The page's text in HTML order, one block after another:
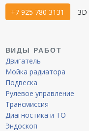
+7 925 780 3131 3D
ВИДЫ РАБОТ
Двигатель
Мойка радиатора
Подвеска
Рулевое управление
Трансмиссия
Диагностика и ТО
Эндоскоп